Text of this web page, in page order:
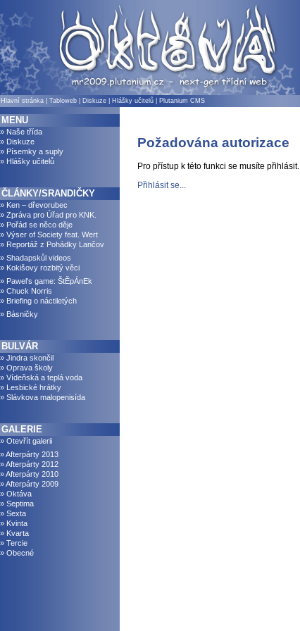
Hlavní stránka Tabloweb Diskuze Hlášky učitelů Plutanium CMS
MENU
» Naše třída
» Diskuze
» Písemky a suply
» Hlášky učitelů
ČLÁNKY/SRANDIČKY
» Ken – dřevorubec
» Zpráva pro Úřad pro KNK.
» Pořád se něco děje
» Výser of Society feat. Wert
» Reportáž z Pohádky Lančov
» Shadapskůl videos
» Kokišovy rozbitý věci
» Pawel's game: ŠtĚpÁnEk
» Chuck Norris
» Briefing o náctiletých
» Básničky
BULVÁR
» Jindra skončil
» Oprava školy
» Vídeňská a teplá voda
» Lesbické hrátky
» Slávkova malopenisída
GALERIE
» Otevřít galerii
» Afterpárty 2013
» Afterpárty 2012
» Afterpárty 2010
» Afterpárty 2009
» Oktáva
» Septima
» Sexta
» Kvinta
» Kvarta
» Tercie
» Obecné
Požadována autorizace
Pro přístup k této funkci se musíte přihlásit.
Přihlásit se...